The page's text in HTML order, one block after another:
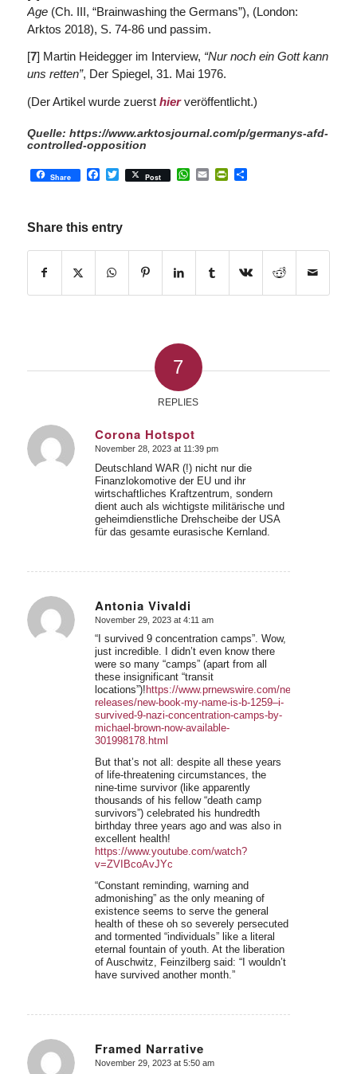
Age(Ch. III, “Brainwashing the Germans”), (London:
Arktos 2018), S. 74-86 und passim.
[7] Martin Heidegger im Interview, “Nur noch ein Gott kann
uns retten”, Der Spiegel, 31. Mai 1976.
(Der Artikel wurde zuerst hier veröffentlicht.)
Quelle: https://www.arktosjournal.com/p/germanys-afd-
controlled-opposition
Share Facebook
Twitter
Post WhatsApp
EmailPrintFriendly
Share
Share this entry
7
REPLIES
Corona Hotspot
says:
November 28, 2023 at 11:39 pm
Deutschland WAR (!) nicht nur die
Finanzlokomotive der EU und ihr
wirtschaftliches Kraftzentrum, sondern
dient auch als wichtigste militärische und
geheimdienstliche Drehscheibe der USA
für das gesamte eurasische Kernland.
Antonia Vivaldi
says:
November 29, 2023 at 4:11 am
“I survived 9 concentration camps”. Wow,
just incredible. I didn’t even know there
were so many “camps” (apart from all
these insignificant “transit
locations”)! https://www.prnewswire.com/news-
releases/new-book-my-name-is-b-1259–i-
survived-9-nazi-concentration-camps-by-
michael-brown-now-available-
301998178.html
But that’s not all: despite all these years
of life-threatening circumstances, the
nine-time survivor (like apparently
thousands of his fellow “death camp
survivors”) celebrated his hundredth
birthday three years ago and was also in
excellent health!
https://www.youtube.com/watch?
v=ZVIBcoAvJYc
“Constant reminding, warning and
admonishing” as the only meaning of
existence seems to serve the general
health of these oh so severely persecuted
and tormented “individuals” like a literal
eternal fountain of youth. At the liberation
of Auschwitz, Feinzilberg said: “I wouldn’t
have survived another month.”
Framed Narrative
says:
November 29, 2023 at 5:50 am